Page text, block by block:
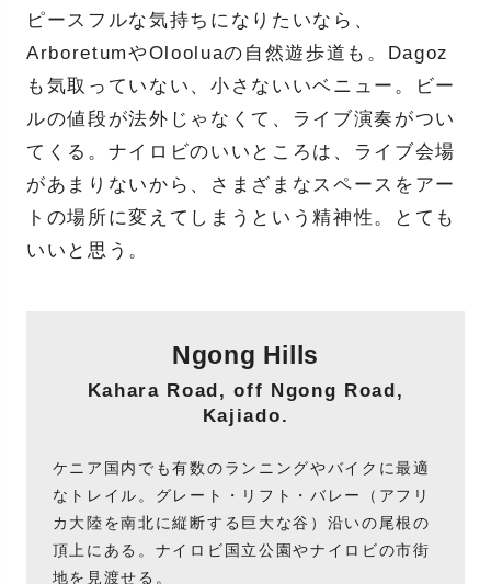
ピースフルな気持ちになりたいなら、
ArboretumやOlooluaの自然遊歩道も。Dagoz
も気取っていない、小さないいベニュー。ビー
ルの値段が法外じゃなくて、ライブ演奏がつい
てくる。ナイロビのいいところは、ライブ会場
があまりないから、さまざまなスペースをアー
トの場所に変えてしまうという精神性。とても
いいと思う。
Ngong Hills
Kahara Road, off Ngong Road,
Kajiado.
ケニア国内でも有数のランニングやバイクに最適
なトレイル。グレート・リフト・バレー（アフリ
カ大陸を南北に縦断する巨大な谷）沿いの尾根の
頂上にある。ナイロビ国立公園やナイロビの市街
地を見渡せる。